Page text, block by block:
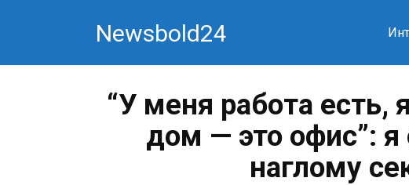
Newsbold24
“У меня работа
дом — это офис”: я
наглому